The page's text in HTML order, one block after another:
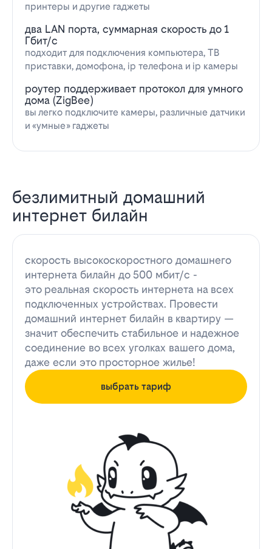
принтеры и другие гаджеты
два LAN порта, суммарная скорость до 1
Гбит/с
подходит для подключения компьютера, ТВ
приставки, домофона, ip телефона и ip камеры
роутер поддерживает протокол для умного
дома (ZigBee)
вы легко подключите камеры, различные датчики
и «умные» гаджеты
безлимитный домашний
интернет билайн
скорость высокоскоростного домашнего
интернета билайн до 500 мбит/с -
это реальная скорость интернета на всех
подключенных устройствах. Провести
домашний интернет билайн в квартиру —
значит обеспечить стабильное и надежное
соединение во всех уголках вашего дома,
даже если это просторное жилье!
выбрать тариф